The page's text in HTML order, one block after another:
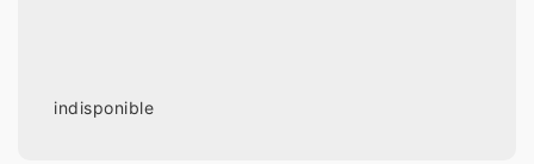
indisponible